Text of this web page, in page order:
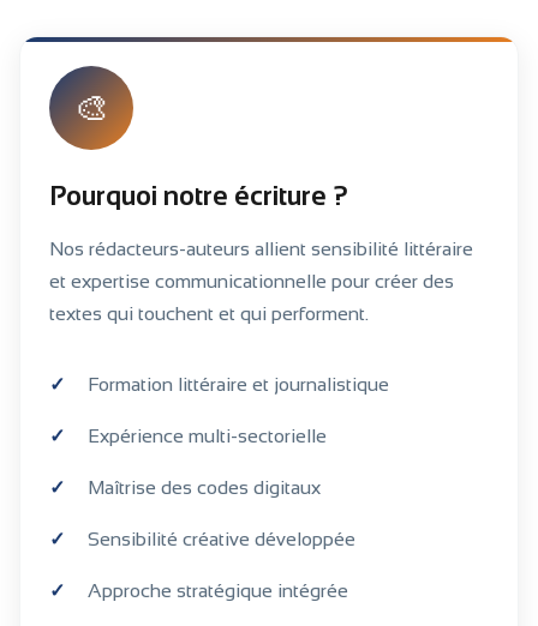
🎨
Pourquoi notre écriture ?
Nos rédacteurs-auteurs allient sensibilité littéraire
et expertise communicationnelle pour créer des
textes qui touchent et qui performent.
Formation littéraire et journalistique
Expérience multi-sectorielle
Maîtrise des codes digitaux
Sensibilité créative développée
Approche stratégique intégrée